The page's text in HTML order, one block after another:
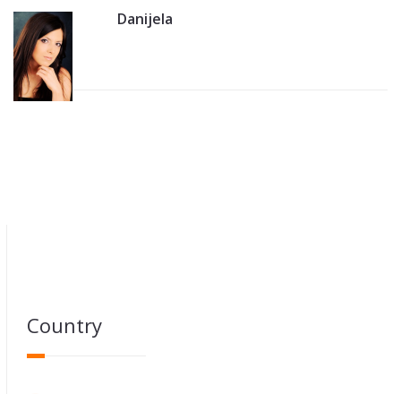
Danijela
Country